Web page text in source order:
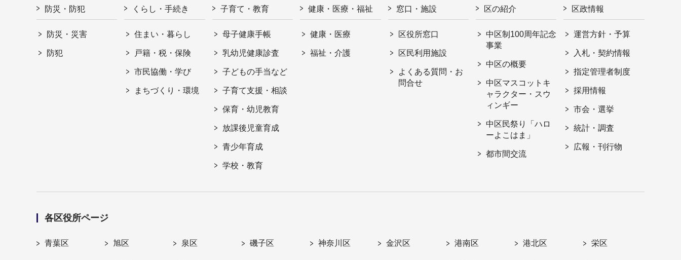
防災・防犯
防災・災害
防犯
くらし・手続き
住まい・暮らし
戸籍・税・保険
市民協働・学び
まちづくり・環境
子育て・教育
母子健康手帳
乳幼児健康診査
子どもの手当など
子育て支援・相談
保育・幼児教育
放課後児童育成
青少年育成
学校・教育
健康・医療・福祉
健康・医療
福祉・介護
窓口・施設
区役所窓口
区民利用施設
よくある質問・お
問合せ
区の紹介
中区制100周年記念
事業
中区の概要
中区マスコットキ
ャラクター・スウ
ィンギー
中区民祭り「ハロ
ーよこはま」
都市間交流
区政情報
運営方針・予算
入札・契約情報
指定管理者制度
採用情報
市会・選挙
統計・調査
広報・刊行物
各区役所ページ
青葉区 旭区 泉区 磯子区 神奈川区 金沢区 港南区 港北区 栄区